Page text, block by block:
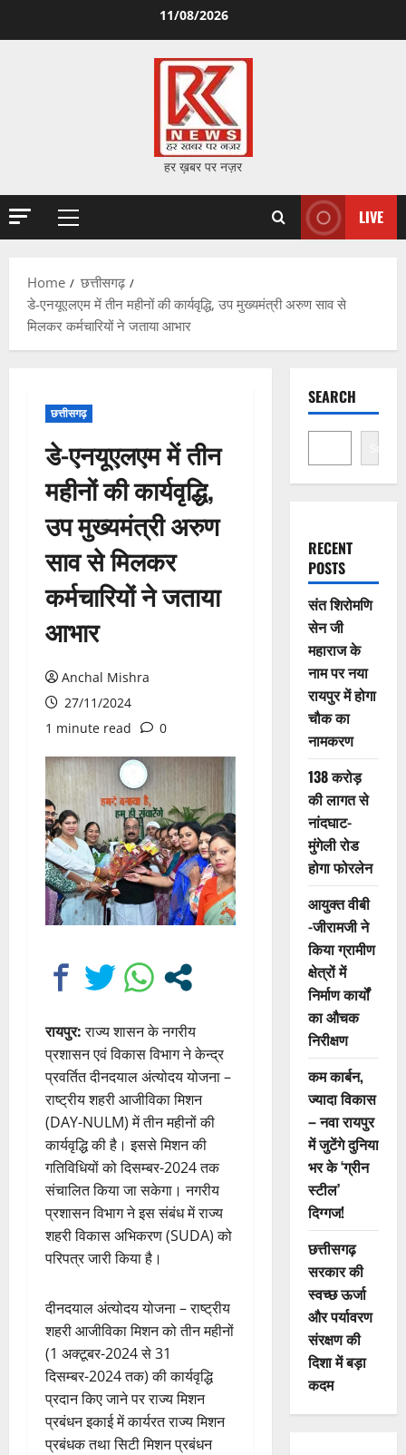
11/08/2026
हर ख़बर पर नज़र
Primary
LIVE
Home
छत्तीसगढ़
डे-एनयूएलएम में तीन महीनों की कार्यवृद्धि, उप मुख्यमंत्री अरुण साव से
मिलकर कर्मचारियों ने जताया आभार
छत्तीसगढ़
डे-एनयूएलएम में तीन
महीनों की कार्यवृद्धि,
उप मुख्यमंत्री अरुण
साव से मिलकर
कर्मचारियों ने जताया
आभार
Anchal Mishra
27/11/2024
1 minute read
0
रायपुर:राज्य शासन के नगरीय
प्रशासन एवं विकास विभाग ने केन्द्र
प्रवर्तित दीनदयाल अंत्योदय योजना –
राष्ट्रीय शहरी आजीविका मिशन
(DAY-NULM) में तीन महीनों की
कार्यवृद्धि की है। इससे मिशन की
गतिविधियों को दिसम्बर-2024 तक
संचालित किया जा सकेगा। नगरीय
प्रशासन विभाग ने इस संबंध में राज्य
शहरी विकास अभिकरण (SUDA) को
परिपत्र जारी किया है।
दीनदयाल अंत्योदय योजना – राष्ट्रीय
शहरी आजीविका मिशन को तीन महीनों
(1 अक्टूबर-2024 से 31
दिसम्बर-2024 तक) की कार्यवृद्धि
प्रदान किए जाने पर राज्य मिशन
प्रबंधन इकाई में कार्यरत राज्य मिशन
प्रबंधक तथा सिटी मिशन प्रबंधन
SEARCH
Search
RECENT
POSTS
संत शिरोमणि
सेन जी
महाराज के
नाम पर नया
रायपुर में होगा
चौक का
नामकरण
138 करोड़
की लागत से
नांदघाट-
मुंगेली रोड
होगा फोरलेन
आयुक्त वीबी
-जीरामजी ने
किया ग्रामीण
क्षेत्रों में
निर्माण कार्यों
का औचक
निरीक्षण
कम कार्बन,
ज्यादा विकास
– नवा रायपुर
में जुटेंगे दुनिया
भर के ‘ग्रीन
स्टील’
दिग्गज!
छत्तीसगढ़
सरकार की
स्वच्छ ऊर्जा
और पर्यावरण
संरक्षण की
दिशा में बड़ा
कदम